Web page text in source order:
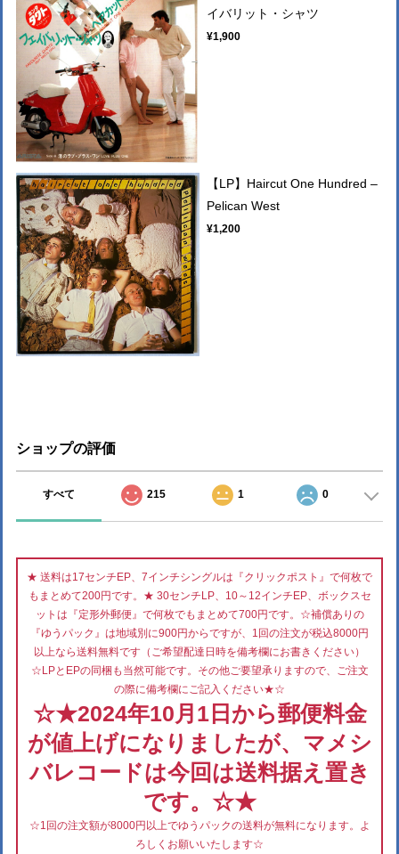
イバリット・シャツ
¥1,900
【LP】Haircut One Hundred –
Pelican West
¥1,200
ショップの評価
すべて 215 1 0
★ 送料は17センチEP、7インチシングルは『クリックポスト』で何枚で
もまとめて200円です。★ 30センチLP、10～12インチEP、ボックスセ
ットは『定形外郵便』で何枚でもまとめて700円です。☆補償ありの
『ゆうパック』は地域別に900円からですが、1回の注文が税込8000円
以上なら送料無料です（ご希望配達日時を備考欄にお書きください）
☆LPとEPの同梱も当然可能です。その他ご要望承りますので、ご注文
の際に備考欄にご記入ください★☆
☆★2024年10月1日から郵便料金
が値上げになりましたが、マメシ
バレコードは今回は送料据え置き
です。☆★
☆1回の注文額が8000円以上でゆうパックの送料が無料になります。よ
ろしくお願いいたします☆